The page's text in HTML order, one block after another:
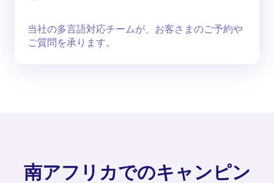
当社の多言語対応チームが、お客さまのご予約や
ご質問を承ります。
南アフリカでのキャンピン